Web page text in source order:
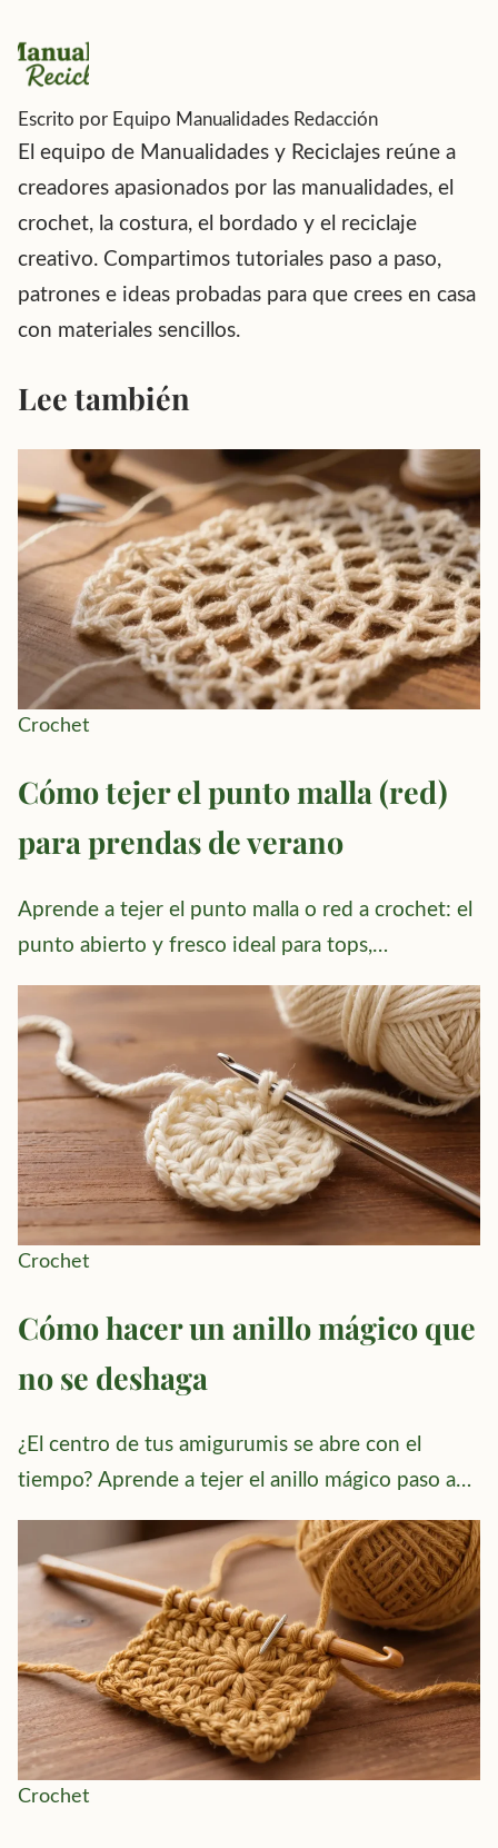
Escrito por Equipo Manualidades Redacción
El equipo de Manualidades y Reciclajes reúne a
creadores apasionados por las manualidades, el
crochet, la costura, el bordado y el reciclaje
creativo. Compartimos tutoriales paso a paso,
patrones e ideas probadas para que crees en casa
con materiales sencillos.
Lee también
Crochet
Cómo tejer el punto malla (red)
para prendas de verano
Aprende a tejer el punto malla o red a crochet: el
punto abierto y fresco ideal para tops,…
Crochet
Cómo hacer un anillo mágico que
no se deshaga
¿El centro de tus amigurumis se abre con el
tiempo? Aprende a tejer el anillo mágico paso a…
Crochet